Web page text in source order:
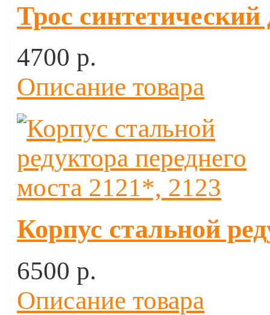
Трос
4700 p.
Описание товара
Корпус стальной
6500 p.
Описание товара